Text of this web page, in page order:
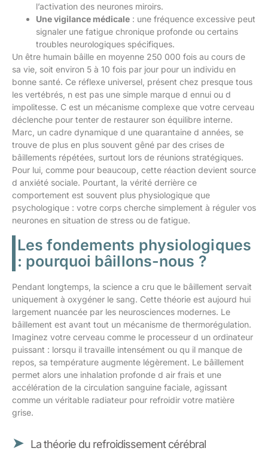
l’activation des neurones miroirs.
Une vigilance médicale : une fréquence excessive peut
signaler une fatigue chronique profonde ou certains
troubles neurologiques spécifiques.
Un être humain bâille en moyenne 250 000 fois au cours de
sa vie, soit environ 5 à 10 fois par jour pour un individu en
bonne santé. Ce réflexe universel, présent chez presque tous
les vertébrés, n est pas une simple marque d ennui ou d
impolitesse. C est un mécanisme complexe que votre cerveau
déclenche pour tenter de restaurer son équilibre interne.
Marc, un cadre dynamique d une quarantaine d années, se
trouve de plus en plus souvent gêné par des crises de
bâillements répétées, surtout lors de réunions stratégiques.
Pour lui, comme pour beaucoup, cette réaction devient source
d anxiété sociale. Pourtant, la vérité derrière ce
comportement est souvent plus physiologique que
psychologique : votre corps cherche simplement à réguler vos
neurones en situation de stress ou de fatigue.
Les fondements physiologiques
: pourquoi bâillons-nous ?
Pendant longtemps, la science a cru que le bâillement servait
uniquement à oxygéner le sang. Cette théorie est aujourd hui
largement nuancée par les neurosciences modernes. Le
bâillement est avant tout un mécanisme de thermorégulation.
Imaginez votre cerveau comme le processeur d un ordinateur
puissant : lorsqu il travaille intensément ou qu il manque de
repos, sa température augmente légèrement. Le bâillement
permet alors une inhalation profonde d air frais et une
accélération de la circulation sanguine faciale, agissant
comme un véritable radiateur pour refroidir votre matière
grise.
La théorie du refroidissement cérébral